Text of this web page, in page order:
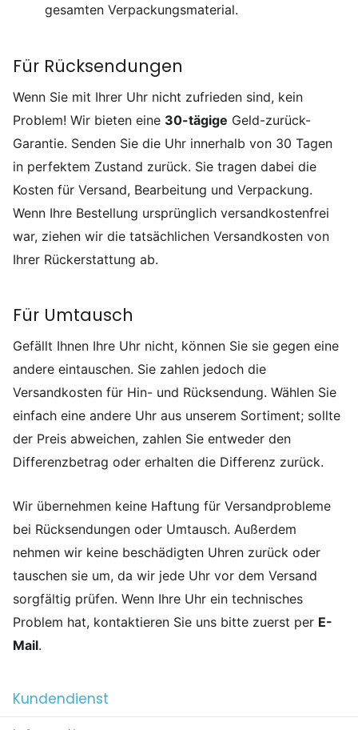
gesamten Verpackungsmaterial.
Für Rücksendungen
Wenn Sie mit Ihrer Uhr nicht zufrieden sind, kein
Problem! Wir bieten eine 30-tägige Geld-zurück-
Garantie. Senden Sie die Uhr innerhalb von 30 Tagen
in perfektem Zustand zurück. Sie tragen dabei die
Kosten für Versand, Bearbeitung und Verpackung.
Wenn Ihre Bestellung ursprünglich versandkostenfrei
war, ziehen wir die tatsächlichen Versandkosten von
Ihrer Rückerstattung ab.
Für Umtausch
Gefällt Ihnen Ihre Uhr nicht, können Sie sie gegen eine
andere eintauschen. Sie zahlen jedoch die
Versandkosten für Hin- und Rücksendung. Wählen Sie
einfach eine andere Uhr aus unserem Sortiment; sollte
der Preis abweichen, zahlen Sie entweder den
Differenzbetrag oder erhalten die Differenz zurück.
Wir übernehmen keine Haftung für Versandprobleme
bei Rücksendungen oder Umtausch. Außerdem
nehmen wir keine beschädigten Uhren zurück oder
tauschen sie um, da wir jede Uhr vor dem Versand
sorgfältig prüfen. Wenn Ihre Uhr ein technisches
Problem hat, kontaktieren Sie uns bitte zuerst per E-
Mail.
Kundendienst